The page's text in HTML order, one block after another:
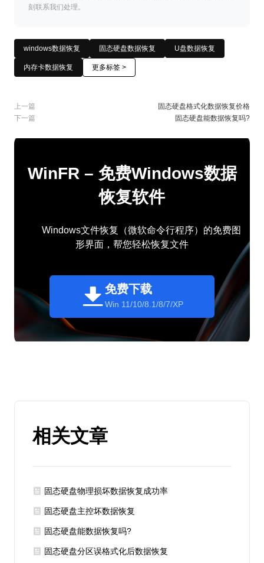
刻联系我们处理。
windows数据恢复 固态硬盘数据恢复 U盘数据恢复
内存卡数据恢复 更多标签 >
上一篇
固态硬盘格式化数据恢复价格
下一篇
固态硬盘能数据恢复吗?
WinFR – 免费Windows数据
恢复软件
Windows文件恢复（微软命令行程序）的免费图
形界面，帮您轻松恢复文件
免费下载
Win 11/10/8.1/8/7/XP
相关文章
固态硬盘物理损坏数据恢复成功率
固态硬盘主控坏数据恢复
固态硬盘能数据恢复吗?
固态硬盘分区误格式化后数据恢复